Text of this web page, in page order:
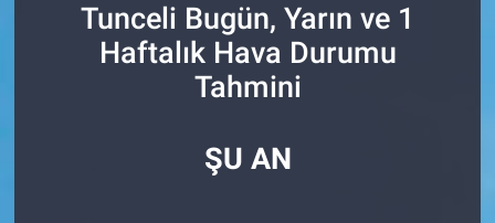
Tunceli Bugün, Yarın ve 1
Haftalık Hava Durumu
Tahmini
ŞU AN
EKONOMİ
Tüm Manşetler
Son Dakika Haberleri